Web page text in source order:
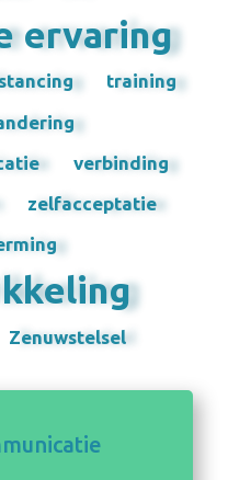
ervaring
training
verbinding
zelfacceptatie
Zenuwstelsel